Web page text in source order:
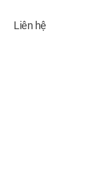
Liên hệ